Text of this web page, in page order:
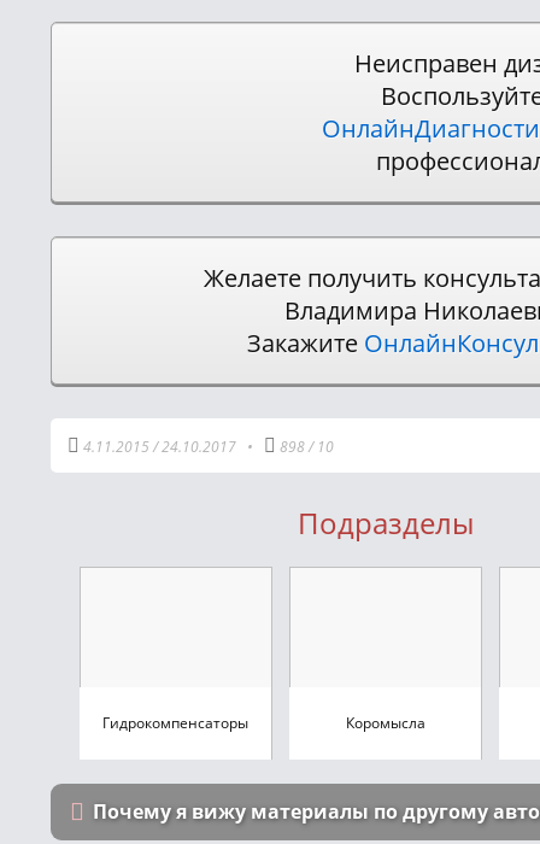
Неисправен
Желаете получить
Владимира
Закажите
4.11.2015 /24.10.2017 • 898/ 10
Подразделы
Гидрокомпенсаторы Коромысла
Почему я вижу материалы по другому